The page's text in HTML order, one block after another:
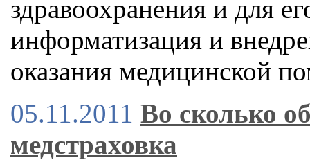
здравоохранения и для
информатизация и
оказания медицинской
05.11.2011 Во сколько
медстраховка